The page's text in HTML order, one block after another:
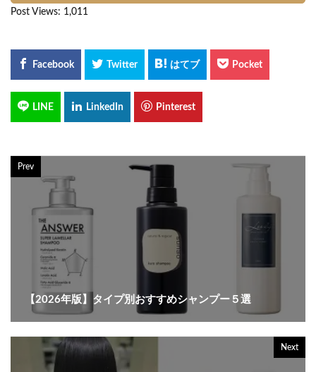
Post Views: 1,011
Prev
【2026年版】タイプ別おすすめシャンプー５選
Next